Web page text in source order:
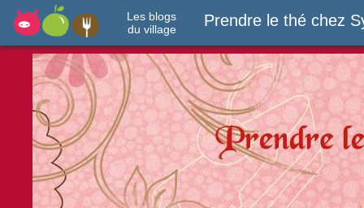
Les blogs
du village
Prendre le thé chez